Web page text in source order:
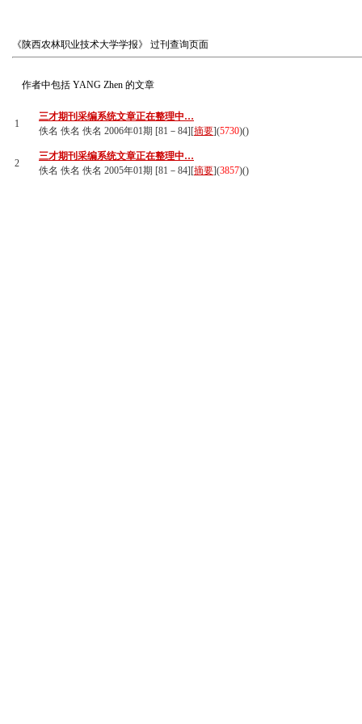
《陕西农林职业技术大学学报》 过刊查询页面
作者中包括 YANG Zhen 的文章
1
三才期刊采编系统文章正在整理中…
佚名 佚名 佚名 2006年01期 [81－84][摘要](5730)()
2
三才期刊采编系统文章正在整理中…
佚名 佚名 佚名 2005年01期 [81－84][摘要](3857)()